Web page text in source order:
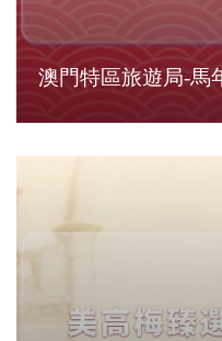
澳門特區旅遊局-馬